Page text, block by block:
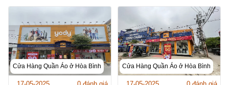
Cửa Hàng Quần Áo ở Hòa Bình Cửa Hàng Quần Áo ở Hòa Bình